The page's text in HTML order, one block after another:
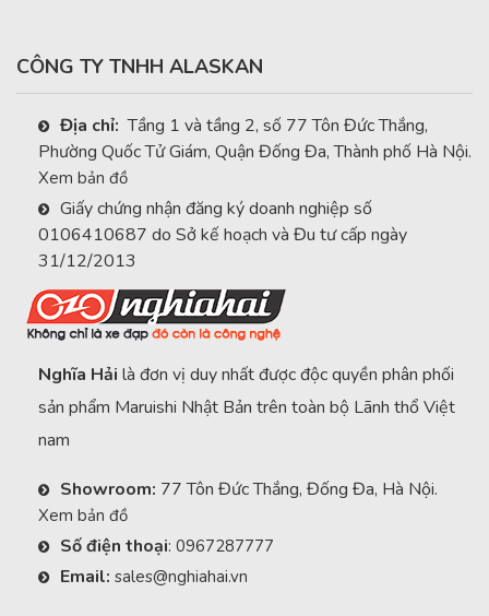
CÔNG TY TNHH ALASKAN
Địa chỉ: Tầng 1 và tầng 2, số 77 Tôn Đức Thắng,
Phường Quốc Tử Giám, Quận Đống Đa, Thành phố Hà Nội.
Xem bản đồ
Giấy chứng nhận đăng ký doanh nghiệp số
0106410687 do Sở kế hoạch và Đu tư cấp ngày
31/12/2013
Nghĩa Hải là đơn vị duy nhất được độc quyền phân phối
sản phẩm Maruishi Nhật Bản trên toàn bộ Lãnh thổ Việt
nam
Showroom: 77 Tôn Đức Thắng, Đống Đa, Hà Nội.
Xem bản đồ
Số điện thoại: 0967287777
Email: sales@nghiahai.vn